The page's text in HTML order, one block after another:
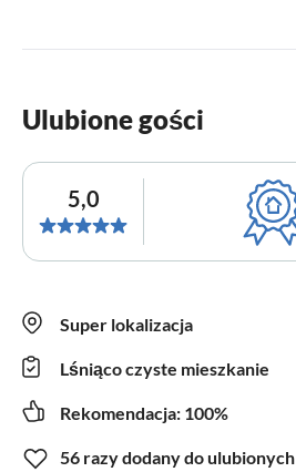
Ulubione gości
5,0
Super lokalizacja
Lśniąco czyste mieszkanie
Rekomendacja: 100%
56 razy dodany do ulubionych